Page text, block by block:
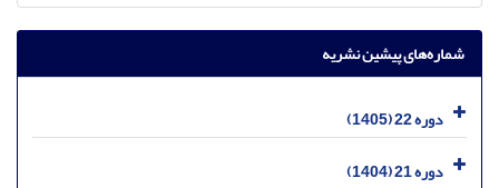
شماره‌های پیشین نشریه
دوره 22 (1405)
دوره 21 (1404)